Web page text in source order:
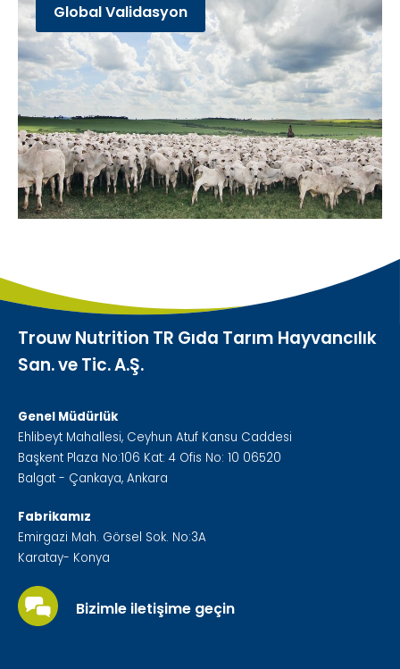
Global Validasyon
Trouw Nutrition TR Gıda Tarım Hayvancılık
San. ve Tic. A.Ş.
Genel Müdürlük
Ehlibeyt Mahallesi, Ceyhun Atuf Kansu Caddesi
Başkent Plaza No:106 Kat: 4 Ofis No: 10 06520
Balgat - Çankaya, Ankara
Fabrikamız
Emirgazi Mah. Görsel Sok. No:3A
Karatay- Konya
Bizimle iletişime geçin